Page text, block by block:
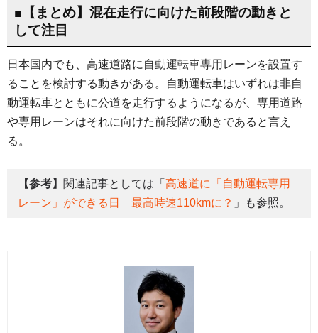
■【まとめ】混在走行に向けた前段階の動きと
して注目
日本国内でも、高速道路に自動運転車専用レーンを設置す
ることを検討する動きがある。自動運転車はいずれは非自
動運転車とともに公道を走行するようになるが、専用道路
や専用レーンはそれに向けた前段階の動きであると言え
る。
【参考】 関連記事としては「 高速道に「自動運転専用
レーン」ができる日 最高時速110kmに？ 」も参照。